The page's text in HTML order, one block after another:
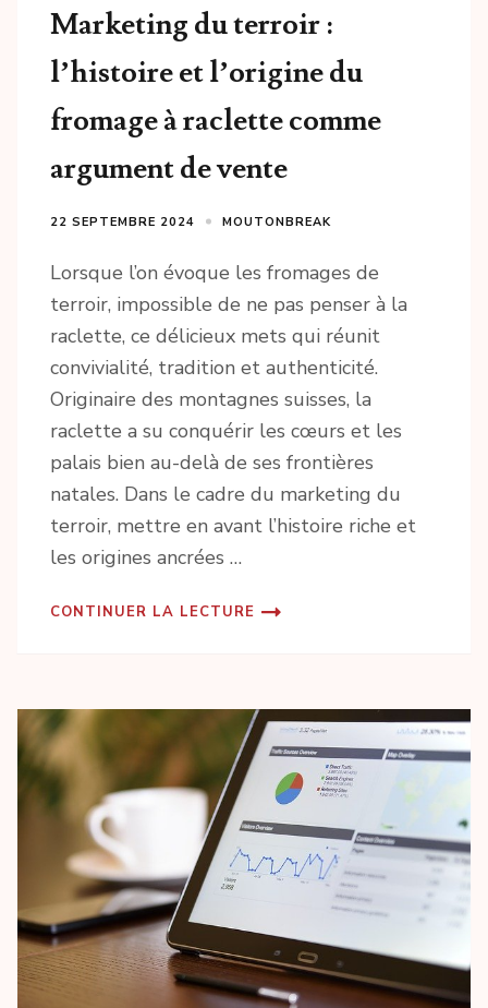
Marketing du terroir :
l’histoire et l’origine du
fromage à raclette comme
argument de vente
22 SEPTEMBRE 2024 MOUTONBREAK
Lorsque l’on évoque les fromages de
terroir, impossible de ne pas penser à la
raclette, ce délicieux mets qui réunit
convivialité, tradition et authenticité.
Originaire des montagnes suisses, la
raclette a su conquérir les cœurs et les
palais bien au-delà de ses frontières
natales. Dans le cadre du marketing du
terroir, mettre en avant l’histoire riche et
les origines ancrées …
CONTINUER LA LECTURE